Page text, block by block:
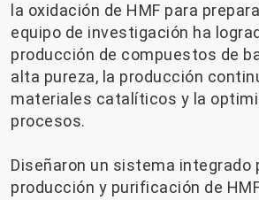
la oxidación de HMF para
equipo de investigación ha
producción de compuestos de
alta pureza, la producción
materiales catalíticos y la
procesos.
Diseñaron un sistema integrado
producción y purificación de